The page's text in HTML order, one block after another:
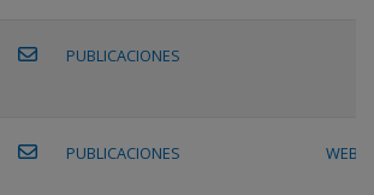
PUBLICACIONES
PUBLICACIONES WEB